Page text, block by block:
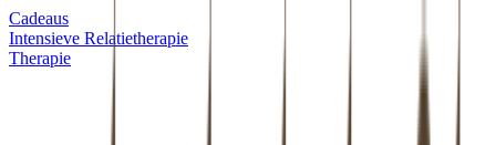
Cadeaus
Intensieve Relatietherapie
Therapie